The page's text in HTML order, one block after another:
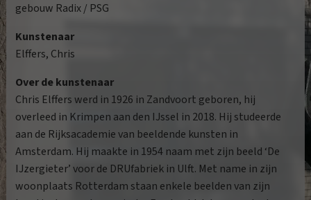
gebouw Radix / PSG
Kunstenaar
Elffers, Chris
Over de kunstenaar
Chris Elffers werd in 1926 in Zandvoort geboren, hij
overleed in Krimpen aan den IJssel in 2018. Hij studeerde
aan de Rijksacademie van beeldende kunsten in
Amsterdam. Hij maakte in 1954 naam met zijn beeld ‘De
IJzergieter’ voor de DRUfabriek in Ulft. Met name in zijn
woonplaats Rotterdam staan enkele beelden van zijn